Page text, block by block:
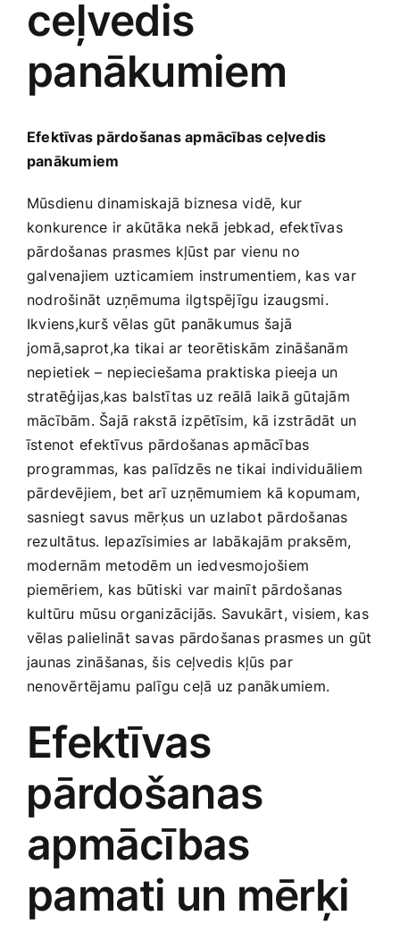
Medicīnas preces
Mobilie telefoni, planšetdatori
Preces birojam
Preces pieaugušajiem
Rotaļlietas, bērnu preces
Smaržas, kosmētika
Sports, tūrisms un atpūta
TV un Sadzīves tehnika
Zoo preces
ceļvedis
panākumiem
Efektīvas pārdošanas apmācības ceļvedis
panākumiem
Mūsdienu ⁣dinamiskajā biznesa vidē, kur
konkurence ir akūtāka nekā⁢ jebkad, efektīvas
pārdošanas prasmes kļūst par ​vienu‍ no
galvenajiem uzticamiem instrumentiem, kas var
nodrošināt uzņēmuma ilgtspējīgu izaugsmi.
‍Ikviens,kurš vēlas gūt panākumus⁤ šajā
jomā,saprot,ka tikai ar teorētiskām zināšanām⁣
nepietiek – nepieciešama praktiska pieeja ​un⁤
stratēģijas,kas ⁣balstītas uz reālā laikā gūtajām
mācībām. Šajā​ rakstā izpētīsim, ‌kā izstrādāt un ​
īstenot ⁣efektīvus pārdošanas apmācības
programmas, kas ⁤palīdzēs⁢ ne tikai individuāliem
pārdevējiem, bet arī ‍uzņēmumiem kā kopumam,
sasniegt ⁤savus mērķus un uzlabot pārdošanas
rezultātus. Iepazīsimies ​ar labākajām​ praksēm,
modernām ‍metodēm un iedvesmojošiem
piemēriem, kas būtiski var ​mainīt pārdošanas
kultūru mūsu organizācijās. Savukārt, visiem, kas
vēlas palielināt savas pārdošanas prasmes un‍ gūt
jaunas zināšanas, šis ⁢ceļvedis‌ kļūs⁢ par
⁣nenovērtējamu palīgu ‍ceļā ⁣uz panākumiem.
Efektīvas
⁣pārdošanas
apmācības
pamati un mērķi